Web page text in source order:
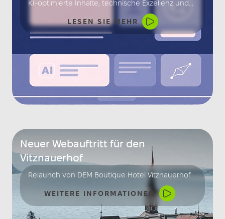
KI-optimierte Inhalte, technische Exzellenz und
klare Strukturen sind der Schlüssel zur
Sichtbarkeit in einer KI-gesteuerten Welt.
LESEN SIE MEHR
Neuer Webauftritt für den
Vitznauerhof
Relaunch von DEM Boutique Hotel Vitznauerhof
WEITERE INFORMATIONEN